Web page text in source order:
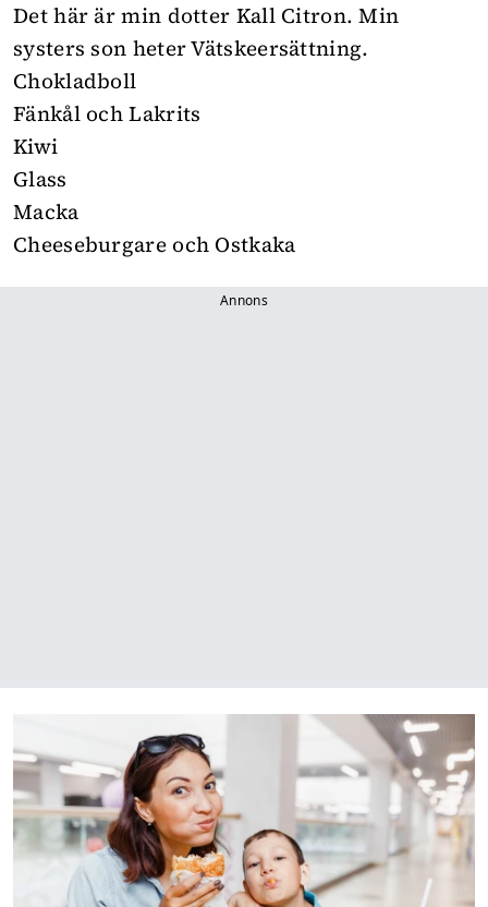
Det här är min dotter Kall Citron. Min
systers son heter Vätskeersättning.
Chokladboll
Fänkål och Lakrits
Kiwi
Glass
Macka
Cheeseburgare och Ostkaka
Annons